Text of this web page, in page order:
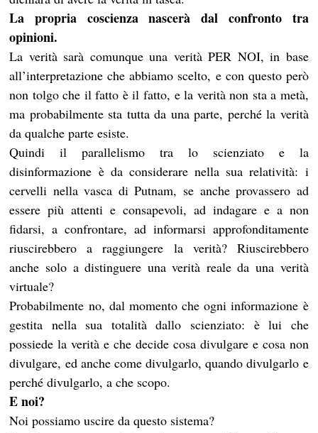
La propria coscienza nascerà dal confronto tra
opinioni.
La verità sarà comunque una verità PER NOI, in base
all’interpretazione che abbiamo scelto, e con questo però
non tolgo che il fatto è il fatto, e la verità non sta a metà,
ma probabilmente sta tutta da una parte, perché la verità
da qualche parte esiste.
Quindi il parallelismo tra lo scienziato e la
disinformazione è da considerare nella sua relatività: i
cervelli nella vasca di Putnam, se anche provassero ad
essere più attenti e consapevoli, ad indagare e a non
fidarsi, a confrontare, ad informarsi approfonditamente
riuscirebbero a raggiungere la verità? Riuscirebbero
anche solo a distinguere una verità reale da una verità
virtuale?
Probabilmente no, dal momento che ogni informazione è
gestita nella sua totalità dallo scienziato: è lui che
possiede la verità e che decide cosa divulgare e cosa non
divulgare, ed anche come divulgarlo, quando divulgarlo e
perché divulgarlo, a che scopo.
E noi?
Noi possiamo uscire da questo sistema?